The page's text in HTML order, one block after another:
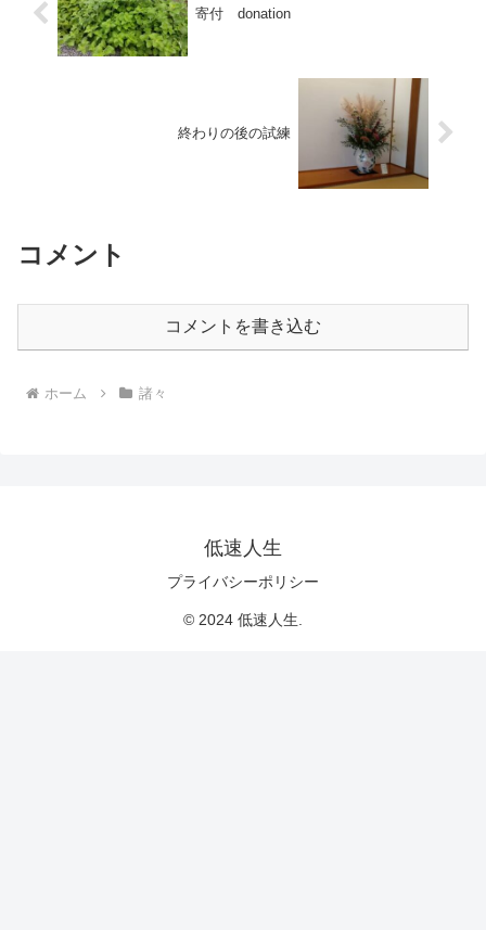
寄付 donation
終わりの後の試練
コメント
コメントを書き込む
ホーム 諸々
低速人生
プライバシーポリシー
© 2024 低速人生.